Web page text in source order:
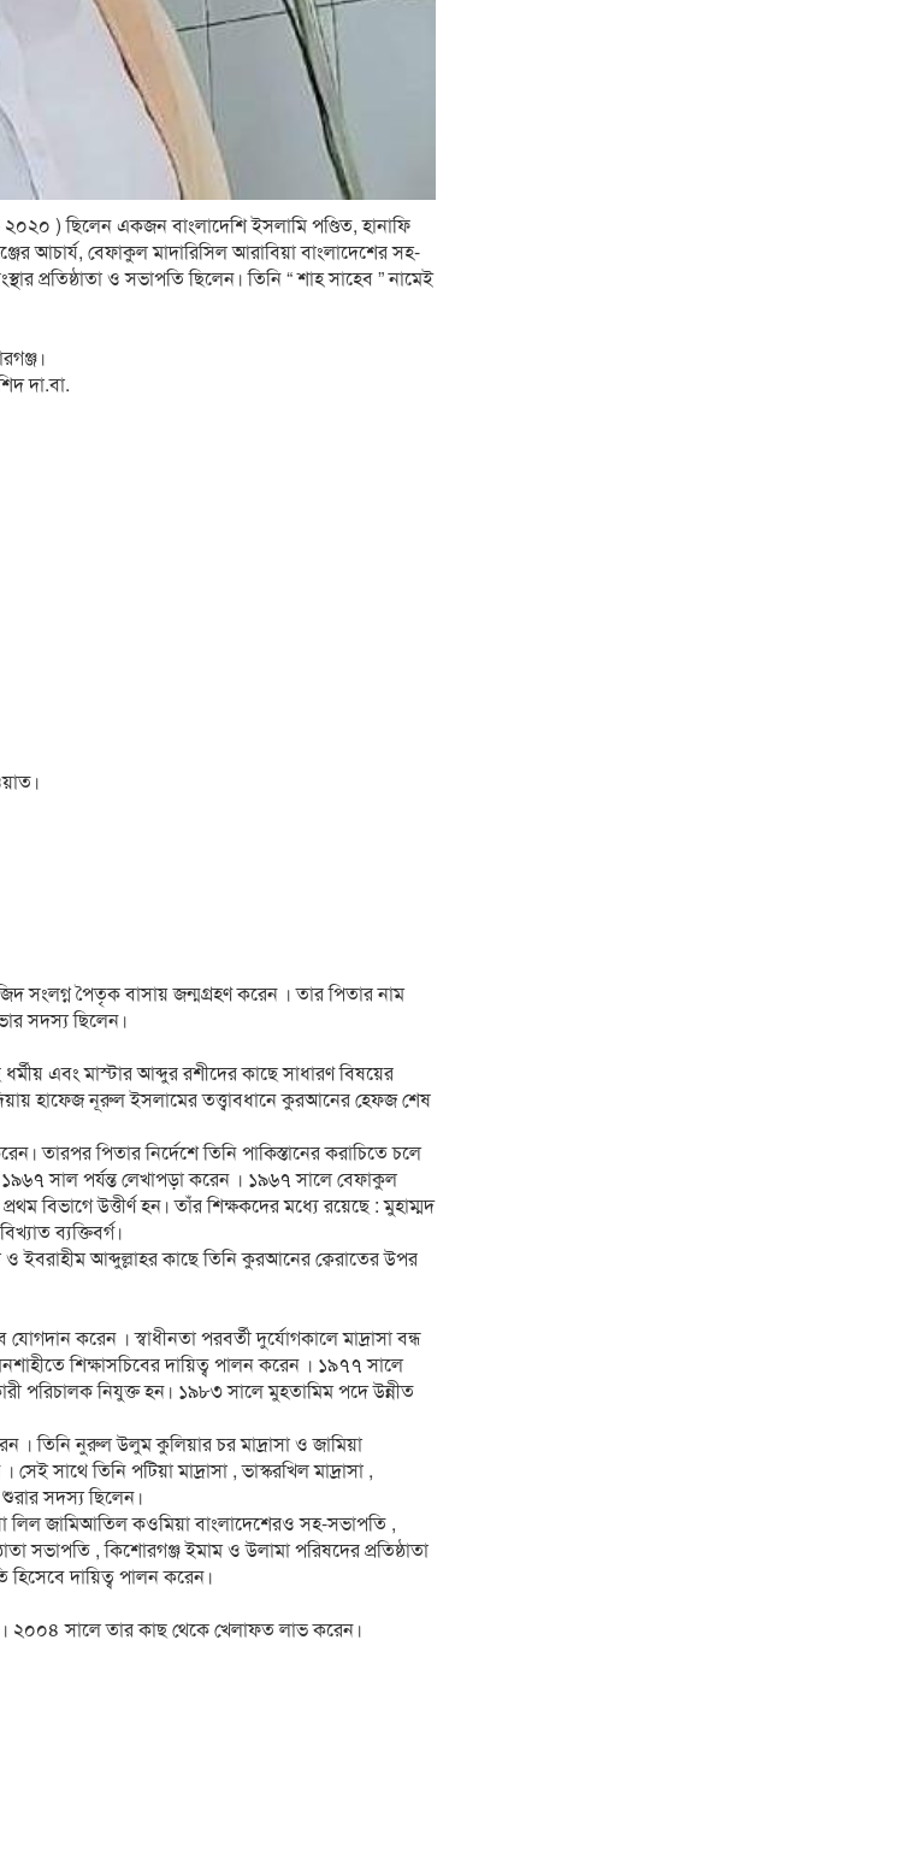
) ছিলেন একজন বাংলাদেশি ইসলামি পণ্ডিত, হানাফি
আচার্য, বেফাকুল মাদারিসিল আরাবিয়া বাংলাদেশের সহ-
ও সভাপতি ছিলেন। তিনি “ শাহ সাহেব ” নামেই
দা.বা.
সংলগ্ন পৈতৃক বাসায় জন্মগ্রহণ করেন । তার পিতার নাম
সদস্য ছিলেন।
এবং মাস্টার আব্দুর রশীদের কাছে সাধারণ বিষয়ের
হাফেজ নূরুল ইসলামের তত্ত্বাবধানে কুরআনের হেফজ শেষ
তারপর পিতার নির্দেশে তিনি পাকিস্তানের করাচিতে চলে
১৯৬৭ সাল পর্যন্ত লেখাপড়া করেন । ১৯৬৭ সালে বেফাকুল
বিভাগে উত্তীর্ণ হন। তাঁর শিক্ষকদের মধ্যে রয়েছে : মুহাম্মদ
ব্যক্তিবর্গ।
ইবরাহীম আব্দুল্লাহর কাছে তিনি কুরআনের ক্বেরাতের উপর
করেন । স্বাধীনতা পরবর্তী দুর্যোগকালে মাদ্রাসা বন্ধ
শিক্ষাসচিবের দায়িত্ব পালন করেন । ১৯৭৭ সালে
পরিচালক নিযুক্ত হন। ১৯৮৩ সালে মুহতামিম পদে উন্নীত
। তিনি নুরুল উলুম কুলিয়ার চর মাদ্রাসা ও জামিয়া
সাথে তিনি পটিয়া মাদ্রাসা , ভাস্করখিল মাদ্রাসা ,
শুরার সদস্য ছিলেন।
জামিআতিল কওমিয়া বাংলাদেশেরও সহ-সভাপতি ,
সভাপতি , কিশােরগঞ্জ ইমাম ও উলামা পরিষদের প্রতিষ্ঠাতা
দায়িত্ব পালন করেন।
২০০৪ সালে তার কাছ থেকে খেলাফত লাভ করেন।